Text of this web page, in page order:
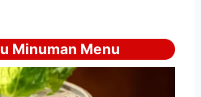
Minuman Menu